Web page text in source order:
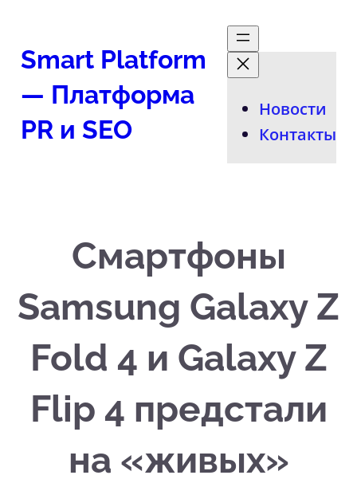
содержимому
Smart Platform
— Платформа
PR и SEO
Новости
Контакты
Смартфоны
Samsung Galaxy Z
Fold 4 и Galaxy Z
Flip 4 предстали
на «живых»